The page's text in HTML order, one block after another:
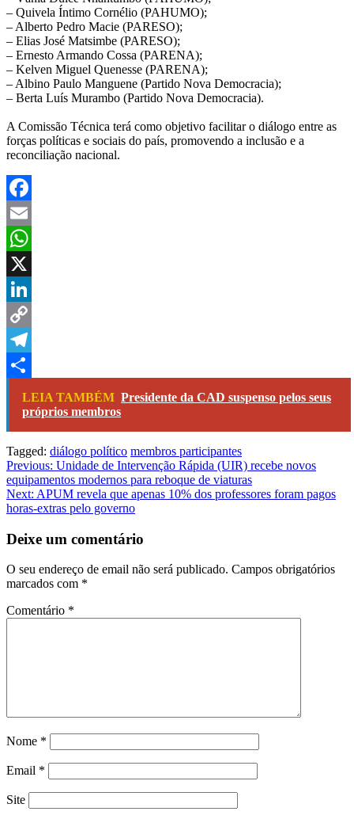
– Quivela Íntimo Cornélio (PAHUMO);
– Alberto Pedro Macie (PARESO);
– Elias José Matsimbe (PARESO);
– Ernesto Armando Cossa (PARENA);
– Kelven Miguel Quenesse (PARENA);
– Albino Paulo Manguene (Partido Nova Democracia);
– Berta Luís Murambo (Partido Nova Democracia).
A Comissão Técnica terá como objetivo facilitar o diálogo entre as
forças políticas e sociais do país, promovendo a inclusão e a
reconciliação nacional.
Facebook
Email
WhatsApp
X
LinkedIn
Copy
Link
Telegram
Share
LEIA TAMBÉM Presidente da CAD suspenso pelos seus
próprios membros
Tagged: diálogo político membros participantes
Navegação
de
artigos
Previous: Unidade de Intervenção Rápida (UIR) recebe novos
equipamentos modernos para reboque de viaturas
Next: APUM revela que apenas 10% dos professores foram pagos
horas-extras pelo governo
Deixe um comentário
O seu endereço de email não será publicado. Campos obrigatórios
marcados com *
Comentário *
Nome *
Email *
Site